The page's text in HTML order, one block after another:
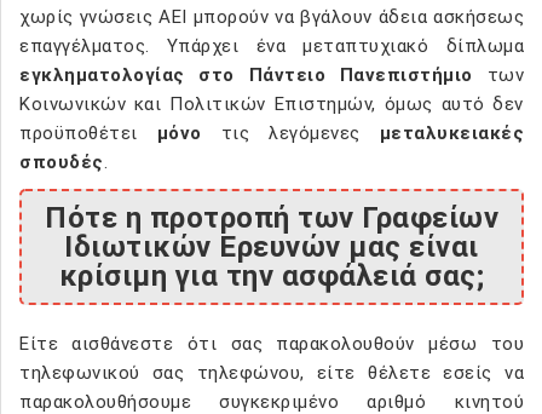
χωρίς γνώσεις ΑΕΙ μπορούν να βγάλουν άδεια ασκήσεως
επαγγέλματος. Υπάρχει ένα μεταπτυχιακό δίπλωμα
εγκληματολογίας στο Πάντειο Πανεπιστήμιο των
Κοινωνικών και Πολιτικών Επιστημών, όμως αυτό δεν
προϋποθέτει μόνο τις λεγόμενες μεταλυκειακές
σπουδές.
Πότε η προτροπή των Γραφείων
Ιδιωτικών Ερευνών μας είναι
κρίσιμη για την ασφάλειά σας;
Είτε αισθάνεστε ότι σας παρακολουθούν μέσω του
τηλεφωνικού σας τηλεφώνου, είτε θέλετε εσείς να
παρακολουθήσουμε συγκεκριμένο αριθμό κινητού